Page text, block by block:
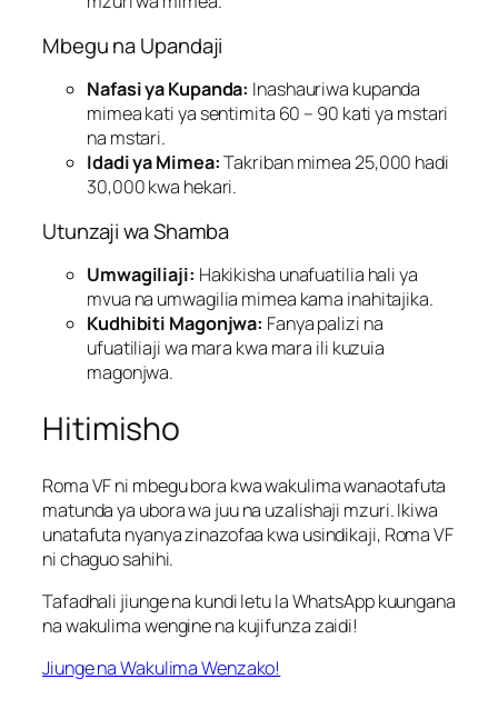
Mbegu na Upandaji
Nafasi ya Kupanda: Inashauriwa kupanda
mimea kati ya sentimita 60 – 90 kati ya mstari
na mstari.
Idadi ya Mimea:Takriban mimea 25,000 hadi
30,000 kwa hekari.
Utunzaji wa Shamba
Umwagiliaji: Hakikisha unafuatilia hali ya
mvua na umwagilia mimea kama inahitajika.
Kudhibiti Magonjwa: Fanya palizi na
ufuatiliaji wa mara kwa mara ili kuzuia
magonjwa.
Hitimisho
Roma VF ni mbegu bora kwa wakulima wanaotafuta
matunda ya ubora wa juu na uzalishaji mzuri. Ikiwa
unatafuta nyanya zinazofaa kwa usindikaji, Roma VF
ni chaguo sahihi.
Tafadhali jiunge na kundi letu la WhatsApp kuungana
na wakulima wengine na kujifunza zaidi!
Jiunge na Wakulima Wenzako!